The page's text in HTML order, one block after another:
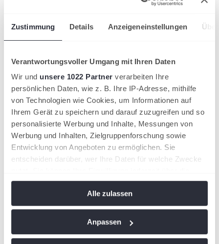
Zustimmung Details Anzeigeneinstellungen
Verantwortungsvoller Umgang mit Ihren Daten
Wir und unsere 1022 Partner verarbeiten Ihre
persönlichen Daten, wie z. B. Ihre IP-Adresse, mithilfe
von Technologien wie Cookies, um Informationen auf
Ihrem Gerät zu speichern und darauf zuzugreifen und so
personalisierte Werbung und Inhalte, Messungen von
Werbung und Inhalten, Zielgruppenforschung sowie
Entwicklung von Angeboten zu ermöglichen. Sie
entscheiden darüber, wer Ihre Daten für welche Zwecke
Cookie-Erklärung oder durch Klicken auf das Privacy
Trigger Symbol ändern oder widerrufen
Wenn Sie es erlauben, würden wir auch gerne:
Alle zulassen
Anpassen
Bilddatenbank für Vereine
tennis.de - Jobbörse
Förderkonzept
Kader
Übersicht
STB-Jüngstenkader
STB-Landeskader
STB-Stützpunktgruppe
STB-Profikader
STB-Trainerteam
LLZ SPORTCAMPUS SAAR
Übersicht
Landesleistungszentrum
Anfahrt
Bildung
Seminarkalender
Übersicht
Tennisassistent:in
C-Trainer:in